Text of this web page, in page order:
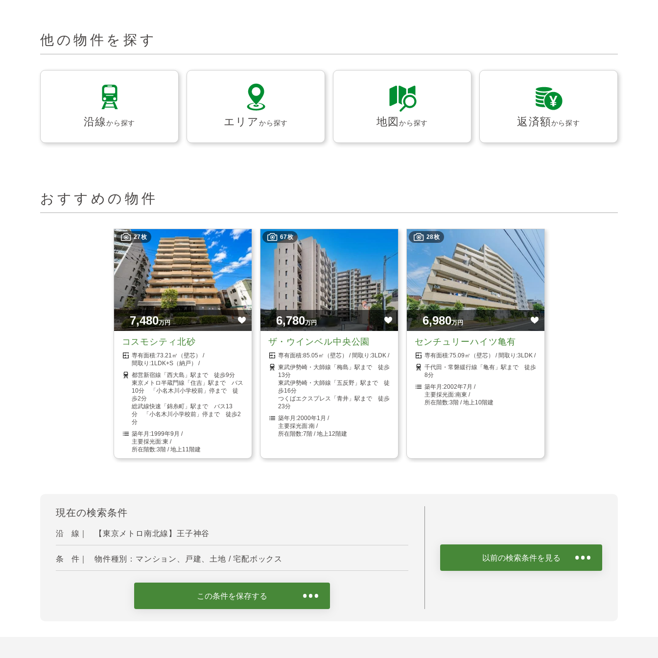
他の物件を探す
沿線から探す エリアから探す 地図から探す 返済額から探す
おすすめの物件
27枚
7,480万円
コスモシティ北砂
73.21㎡（壁芯）
1LDK+S（納戸）
都営新宿線「西大島」駅まで 徒歩9分
東京メトロ半蔵門線「住吉」駅まで バス
10分 「小名木川小学校前」停まで 徒
歩2分
総武線快速「錦糸町」駅まで バス13
分 「小名木川小学校前」停まで 徒歩2
分
1999年9月
東
3階 / 地上11階建
67枚
6,780万円
ザ・ウインベル中央公園
85.05㎡（壁芯）
3LDK
東武伊勢崎・大師線「梅島」駅まで 徒歩
13分
東武伊勢崎・大師線「五反野」駅まで 徒
歩16分
つくばエクスプレス「青井」駅まで 徒歩
23分
2000年1月
南
7階 / 地上12階建
28枚
6,980万円
センチュリーハイツ亀有
75.09㎡（壁芯）
3LDK
千代田・常磐緩行線「亀有」駅まで 徒歩
8分
2002年7月
南東
3階 / 地上10階建
現在の検索条件
沿 線｜ 【東京メトロ南北線】王子神谷
条 件｜ 物件種別：マンション、戸建、土地 / 宅配ボックス
この条件を保存する
以前の検索条件を見る